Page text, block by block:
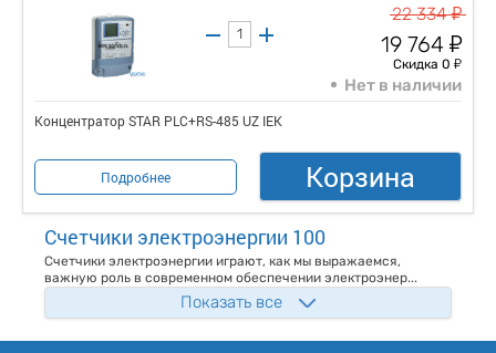
22 334у
19 764 у
Скидка 0 у
Нет в наличии
Концентратор STAR PLC+RS-485 UZ IEK
Подробнее Корзина
Счетчики электроэнергии 100
Счетчики электроэнергии играют, как мы выражаемся,
важную роль в современном обеспечении электроэнер...
Показать все